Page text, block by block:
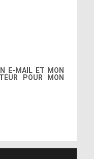
E-MAIL ET MON
POUR MON